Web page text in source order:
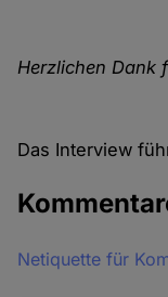
Herzlichen Dank
Das Interview
Netiquette für